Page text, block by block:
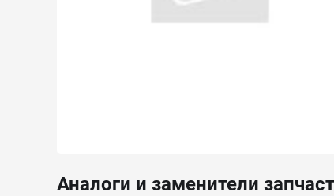
Аналоги и заменители